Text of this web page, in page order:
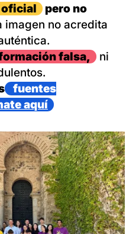
pero no
imagen no acredita
falsa,
ni
fuentes
aquí